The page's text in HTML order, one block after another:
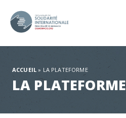
ACCUEIL » LA PLATEFORME
LA PLATEFORME